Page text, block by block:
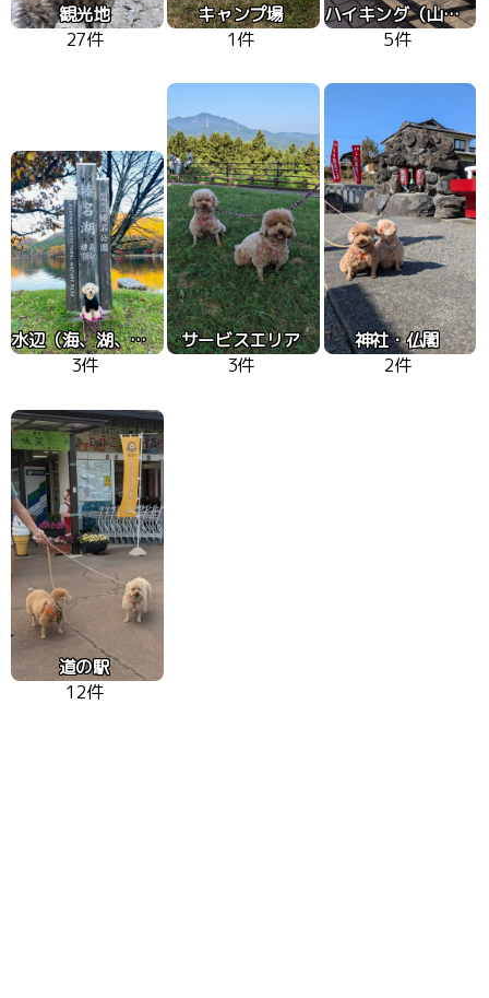
観光地
27件
キャンプ場
1件
ハイキング（山、高原）
5件
水辺（海、湖、川）
3件
サービスエリア
3件
神社・仏閣
2件
道の駅
12件